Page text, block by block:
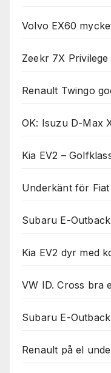
Volvo EX60
Zeekr 7X
Renault Twingo
OK: Isuzu D-Max
Kia EV2 –
Underkänt för
Subaru E-
Kia EV2 dyr med
VW ID. Cross bra
Subaru E-
Renault på el